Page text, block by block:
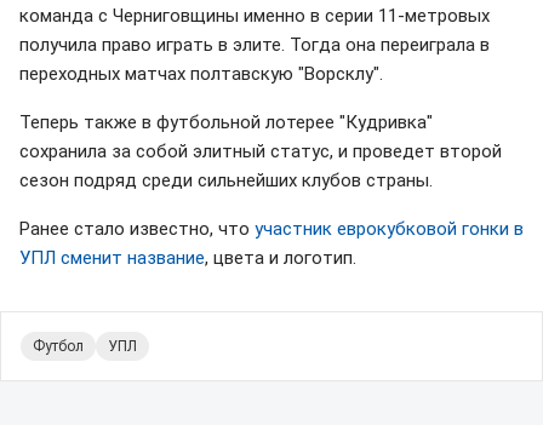
команда с Черниговщины именно в серии 11-метровых
получила право играть в элите. Тогда она переиграла в
переходных матчах полтавскую "Ворсклу".
Теперь также в футбольной лотерее "Кудривка"
сохранила за собой элитный статус, и проведет второй
сезон подряд среди сильнейших клубов страны.
Ранее стало известно, что участник еврокубковой гонки в
УПЛ сменит название, цвета и логотип.
Футбол УПЛ